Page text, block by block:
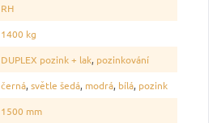
RH
1400 kg
DUPLEX pozink + lak, pozinkování
černá, světle šedá, modrá, bílá, pozink
1500 mm